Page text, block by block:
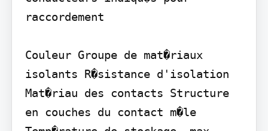
raccordement
Couleur Groupe de mat�riaux
isolants R�sistance d'isolation
Mat�riau des contacts Structure
en couches du contact m�le